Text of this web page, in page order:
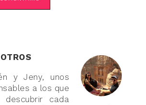
y Jeny, unos
a los que
descubrir cada